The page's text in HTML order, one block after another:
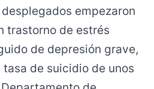
empezaron
trastorno de estrés
de depresión grave,
de suicidio de unos